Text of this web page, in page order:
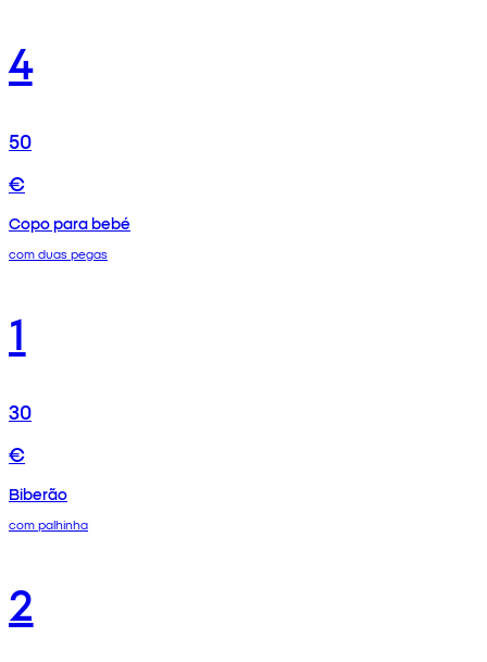
4
50
€
Copo para bebé
com duas pegas
1
30
€
Biberão
com palhinha
2